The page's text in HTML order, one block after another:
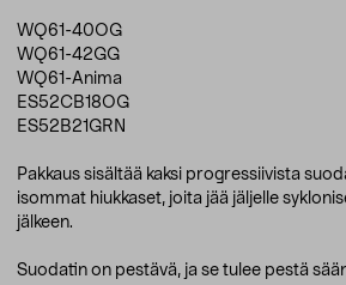
WQ61-40OG
WQ61-42GG
WQ61-Anima
ES52CB18OG
ES52B21GRN
Pakkaus sisältää kaksi progressiivista
isommat hiukkaset, joita jää jäljelle
jälkeen.
Suodatin on pestävä, ja se tulee pestä